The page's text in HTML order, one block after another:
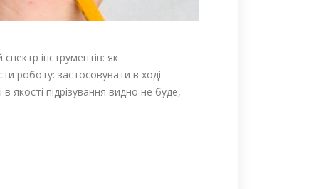
інструментів: як
роботу: застосовувати в ході
якості підрізування видно не буде,